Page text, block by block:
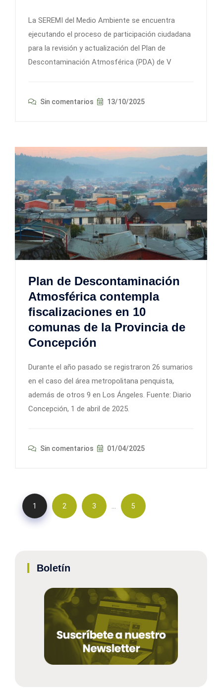
La SEREMI del Medio Ambiente se encuentra
ejecutando el proceso de participación ciudadana
para la revisión y actualización del Plan de
Descontaminación Atmosférica (PDA) de V
Sin comentarios 13/10/2025
Plan de Descontaminación
Atmosférica contempla
fiscalizaciones en 10
comunas de la Provincia de
Concepción
Durante el año pasado se registraron 26 sumarios
en el caso del área metropolitana penquista,
además de otros 9 en Los Ángeles. Fuente: Diario
Concepción, 1 de abril de 2025.
Sin comentarios 01/04/2025
1 2 3 … 5
Boletín